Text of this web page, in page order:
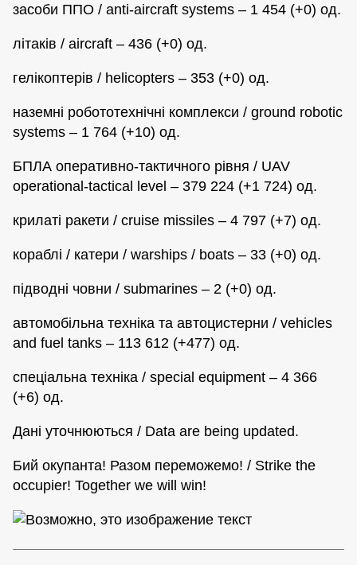
засоби ППО / anti-aircraft systems – 1 454 (+0) од.
літаків / aircraft – 436 (+0) од.
гелікоптерів / helicopters – 353 (+0) од.
наземні робототехнічні комплекси / ground robotic
systems – 1 764 (+10) од.
БПЛА оперативно-тактичного рівня / UAV
operational-tactical level – 379 224 (+1 724) од.
крилаті ракети / cruise missiles – 4 797 (+7) од.
кораблі / катери / warships / boats – 33 (+0) од.
підводні човни / submarines – 2 (+0) од.
автомобільна техніка та автоцистерни / vehicles
and fuel tanks – 113 612 (+477) од.
спеціальна техніка / special equipment – 4 366
(+6) од.
Дані уточнюються / Data are being updated.
Бий окупанта! Разом переможемо! / Strike the
occupier! Together we will win!